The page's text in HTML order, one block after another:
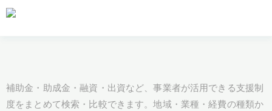
補助金・助成金・融資・出資など、事業者が活用できる支援制
度をまとめて検索・比較できます。地域・業種・経費の種類か